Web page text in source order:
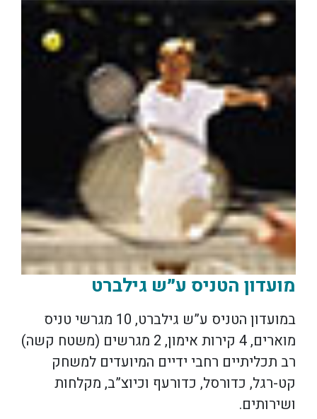
מועדון הטניס ע״ש גילברט
במועדון הטניס ע”ש גילברט, 10 מגרשי טניס
מוארים, 4 קירות אימון, 2 מגרשים (משטח קשה)
רב תכליתיים רחבי ידיים המיועדים למשחק
קט-רגל, כדורסל, כדורעף וכיוצ”ב, מקלחות
ושירותים.